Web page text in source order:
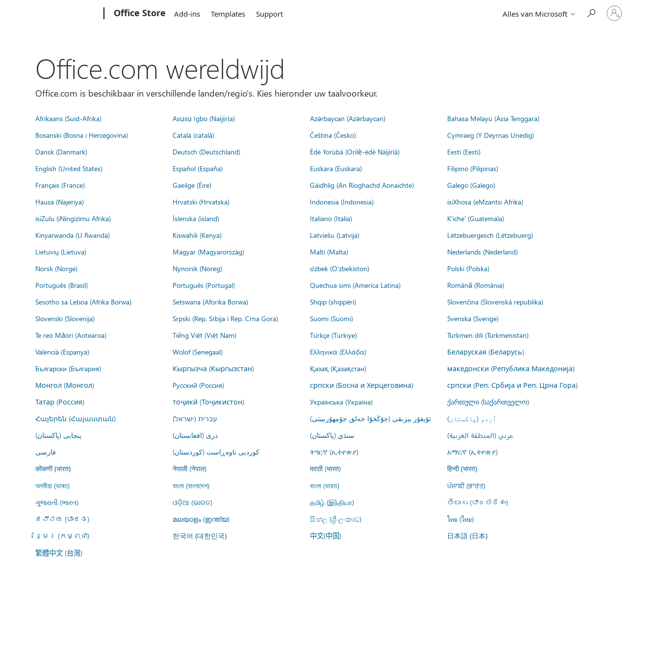
Office Store Add-ins Templates Support Alles van Microsoft
Meld
je
aan
Office.com wereldwijd
Office.com is beschikbaar in verschillende landen/regio's. Kies hieronder uw taalvoorkeur.
Afrikaans (Suid-Afrika) Asụsụ Igbo (Naịjịrịa) Azərbaycan (Azərbaycan)
Bahasa Melayu (Asia Tenggara)
Bosanski (Bosna i Hercegovina)
Català (català) Čeština (Česko)
Cymraeg (Y Deyrnas Unedig)
Dansk (Danmark)
Deutsch (Deutschland) Èdè Yorùbá (Orilẹ̀-èdè Nàìjíríà)
Eesti (Eesti)
English (United States)
Español (España) Euskara (Euskara)
Filipino (Pilipinas)
Français (France)
Gaeilge (Éire) Gàidhlig (An Rìoghachd Aonaichte)
Galego (Galego)
Hausa (Najeriya)
Hrvatski (Hrvatska) Indonesia (Indonesia)
isiXhosa (eMzantsi Afrika)
isiZulu (iNingizimu Afrika)
Íslenska (ísland) Italiano (Italia)
K'iche' (Guatemala)
Kinyarwanda (U Rwanda)
Kiswahili (Kenya) Latviešu (Latvija)
Lëtzebuergesch (Lëtzebuerg)
Lietuvių (Lietuva)
Magyar (Magyarország) Malti (Malta)
Nederlands (Nederland)
Norsk (Norge)
Nynorsk (Noreg) o'zbek (O'zbekiston)
Polski (Polska)
Português (Brasil)
Português (Portugal) Quechua simi (America Latina)
Română (România)
Sesotho sa Leboa (Afrika Borwa)
Setswana (Aforika Borwa) Shqip (shqipëri)
Slovenčina (Slovenská republika)
Slovenski (Slovenija)
Srpski (Rep. Srbija i Rep. Crna Gora) Suomi (Suomi)
Svenska (Sverige)
Te reo Māori (Aotearoa)
Tiếng Việt (Việt Nam) Türkçe (Türkiye)
Türkmen dili (Türkmenistan)
Valencià (Espanya)
Wolof (Senegaal) Ελληνικά (Ελλάδα)
Беларуская (Беларусь)
Български (България)
Кыргызча (Кыргызстан) Қазақ (Қазақстан)
македонски (Република Македонија)
Монгол (Монгол)
Русский (Россия) српски (Босна и Херцеговина)
српски (Реп. Србија и Реп. Црна Гора)
Татар (Россия)
тоҷикӣ (Тоҷикистон) Українська (Україна)
ქართული (საქართველო)
Հայերեն (Հայաստան)
עברית (ישראל) ئۇيغۇر يېزىقى (جۇڭخۇا خەلق جۇمھۇرىيىتى)
اُردو (پاکستان)
پنجابی (پاکستان)
درى (افغانستان) سنڌي (پاکستان)
عربي (المنطقة العربية)
فارسى
کوردیی ناوەڕاست (کوردستان) ትግርኛ (ኢትዮጵያ) አማርኛ (ኢትዮጵያ)
कोंकणी (भारत) नेपाली (नेपाल) मराठी (भारत) हिन्दी (भारत)
অসমীয়া (ভাৰত) বাংলা (বাংলাদেশ) বাংলা (ভারত)
ਪੰਜਾਬੀ (ਭਾਰਤ)
ગુજરાતી (ભારત)
ଓଡ଼ିଆ (ଭାରତ) தமிழ் (இந்தியா)
తెలుగు (భారతదేశం)
ಕನ್ನಡ (ಭಾರತ)
മലയാളം (ഇന്ത്യ) සිංහල (ශ්‍රී ලංකාව)
ไทย (ไทย)
ខ្មែរ (កម្ពុជា)
한국어 (대한민국) 中文(中国) 日本語 (日本)
繁體中文 (台灣)